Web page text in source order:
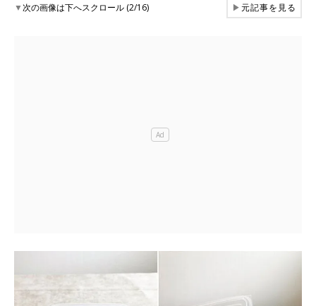
▼次の画像は下へスクロール (2/16) ▶元記事を見る